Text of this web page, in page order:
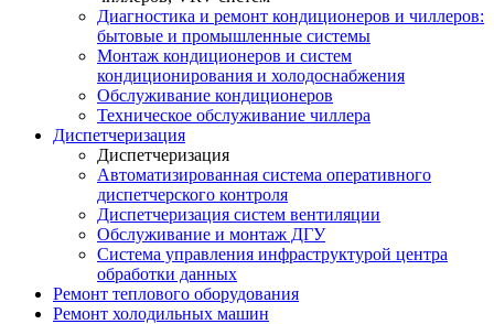
Диагностика и ремонт кондиционеров и чиллеров:
бытовые и промышленные системы
Монтаж кондиционеров и систем
кондиционирования и холодоснабжения
Обслуживание кондиционеров
Техническое обслуживание чиллера
Диспетчеризация
Диспетчеризация
Автоматизированная система оперативного
диспетчерского контроля
Диспетчеризация систем вентиляции
Обслуживание и монтаж ДГУ
Система управления инфраструктурой центра
обработки данных
Ремонт теплового оборудования
Ремонт холодильных машин